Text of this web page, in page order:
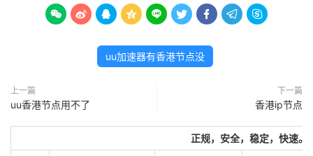
        
uu加速器有香港节点没
上一篇
uu香港节点用不了
下一篇
香港ip节点
正规，安全，稳定，快速。